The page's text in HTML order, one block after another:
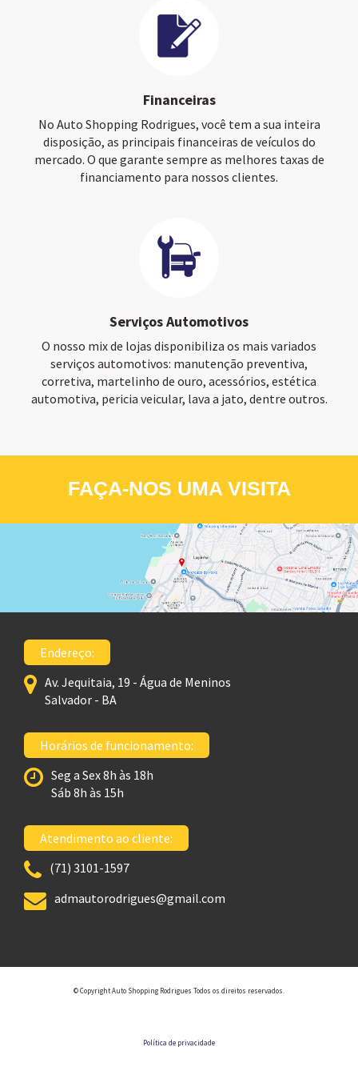
Financeiras
No Auto Shopping Rodrigues, você tem a sua inteira
disposição, as principais financeiras de veículos do
mercado. O que garante sempre as melhores taxas de
financiamento para nossos clientes.
Serviços Automotivos
O nosso mix de lojas disponibiliza os mais variados
serviços automotivos: manutenção preventiva,
corretiva, martelinho de ouro, acessórios, estética
automotiva, pericia veicular, lava a jato, dentre outros.
FAÇA-NOS UMA VISITA
Endereço:
Av. Jequitaia, 19 - Água de Meninos
Salvador - BA
Horários de funcionamento:
Seg a Sex 8h às 18h
Sáb 8h às 15h
Atendimento ao cliente:
(71) 3101-1597
admautorodrigues@gmail.com
© Copyright Auto Shopping Rodrigues Todos os direitos reservados.
Política de privacidade